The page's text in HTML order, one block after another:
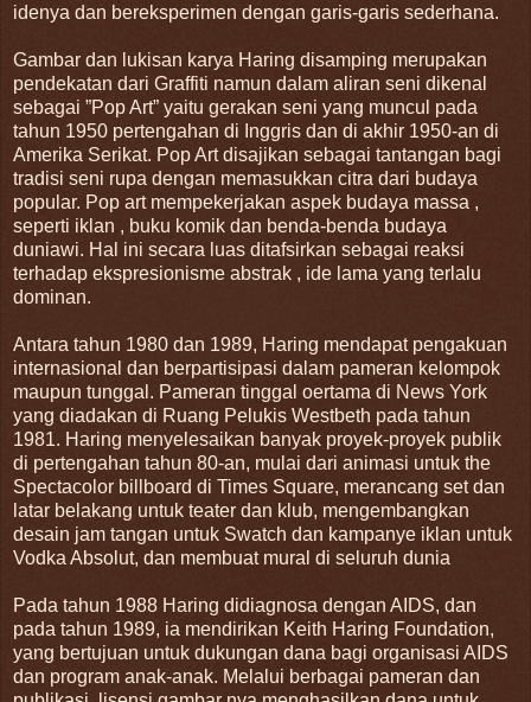
idenya dan bereksperimen dengan garis-garis sederhana.
Gambar dan lukisan karya Haring disamping merupakan
pendekatan dari Graffiti namun dalam aliran seni dikenal
sebagai ”Pop Art” yaitu gerakan seni yang muncul pada
tahun 1950 pertengahan di Inggris dan di akhir 1950-an di
Amerika Serikat. Pop Art disajikan sebagai tantangan bagi
tradisi seni rupa dengan memasukkan citra dari budaya
popular. Pop art mempekerjakan aspek budaya massa ,
seperti iklan , buku komik dan benda-benda budaya
duniawi. Hal ini secara luas ditafsirkan sebagai reaksi
terhadap ekspresionisme abstrak , ide lama yang terlalu
dominan.
Antara tahun 1980 dan 1989, Haring mendapat pengakuan
internasional dan berpartisipasi dalam pameran kelompok
maupun tunggal. Pameran tinggal oertama di News York
yang diadakan di Ruang Pelukis Westbeth pada tahun
1981. Haring menyelesaikan banyak proyek-proyek publik
di pertengahan tahun 80-an, mulai dari animasi untuk the
Spectacolor billboard di Times Square, merancang set dan
latar belakang untuk teater dan klub, mengembangkan
desain jam tangan untuk Swatch dan kampanye iklan untuk
Vodka Absolut, dan membuat mural di seluruh dunia
Pada tahun 1988 Haring didiagnosa dengan AIDS, dan
pada tahun 1989, ia mendirikan Keith Haring Foundation,
yang bertujuan untuk dukungan dana bagi organisasi AIDS
dan program anak-anak. Melalui berbagai pameran dan